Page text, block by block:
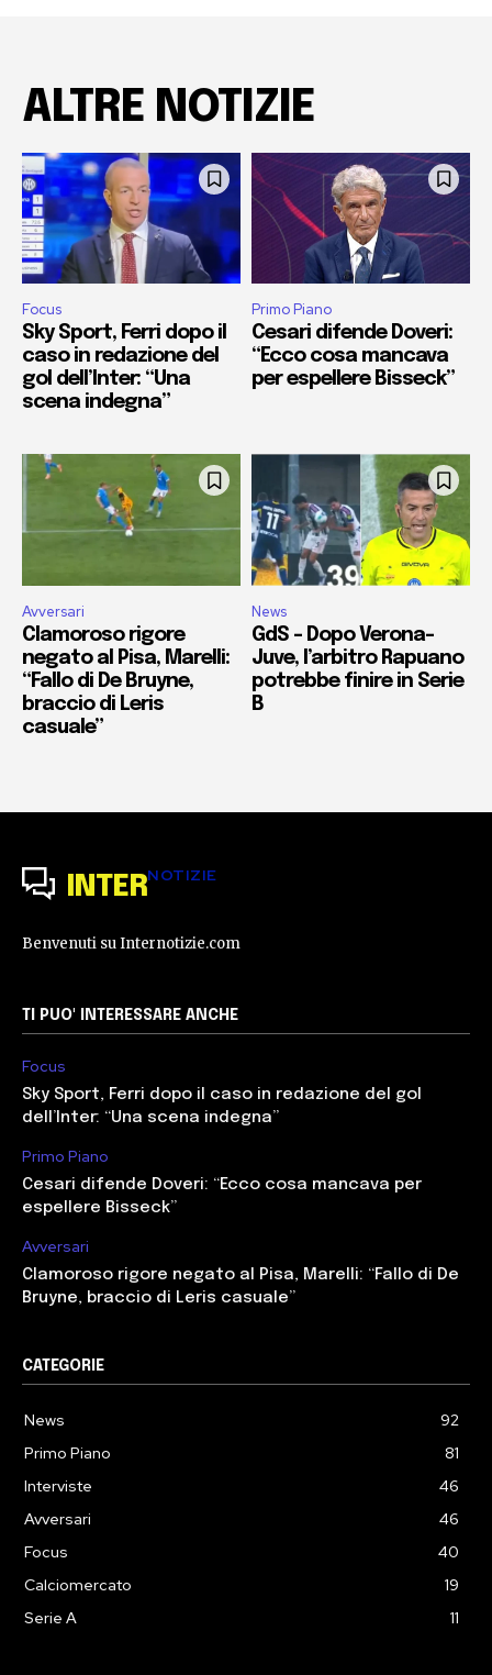
ALTRE NOTIZIE
Focus
Sky Sport, Ferri dopo il
caso in redazione del
gol dell’Inter: “Una
scena indegna”
Primo Piano
Cesari difende Doveri:
“Ecco cosa mancava
per espellere Bisseck”
Avversari
Clamoroso rigore
negato al Pisa, Marelli:
“Fallo di De Bruyne,
braccio di Leris
casuale”
News
GdS – Dopo Verona-
Juve, l’arbitro Rapuano
potrebbe finire in Serie
B
INTERNOTIZIE
Benvenuti su Internotizie.com
TI PUO' INTERESSARE ANCHE
Focus
Sky Sport, Ferri dopo il caso in redazione del gol
dell’Inter: “Una scena indegna”
Primo Piano
Cesari difende Doveri: “Ecco cosa mancava per
espellere Bisseck”
Avversari
Clamoroso rigore negato al Pisa, Marelli: “Fallo di De
Bruyne, braccio di Leris casuale”
CATEGORIE
News
92
Primo Piano
81
Interviste
46
Avversari
46
Focus
40
Calciomercato
19
Serie A
11